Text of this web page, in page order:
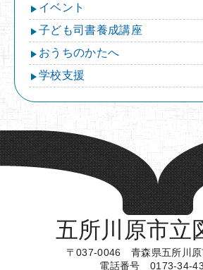
イベント
子ども司書養成講座
おうちのかたへ
学校支援
五所川原市立
〒037-0046 青森県五所川原
電話番号 0173-34-